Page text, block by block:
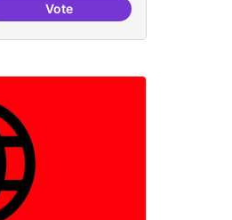
VoteBeques de recerca per